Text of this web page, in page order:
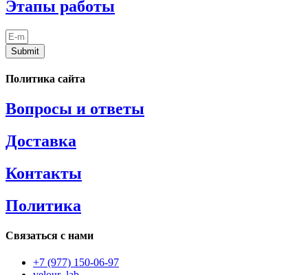
Этапы работы
Submit
Политика сайта
Вопросы и ответы
Доставка
Контакты
Политика
Связаться с нами
+7 (977) 150-06-97